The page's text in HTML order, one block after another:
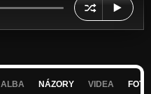
ALBA NÁZORY VIDEA